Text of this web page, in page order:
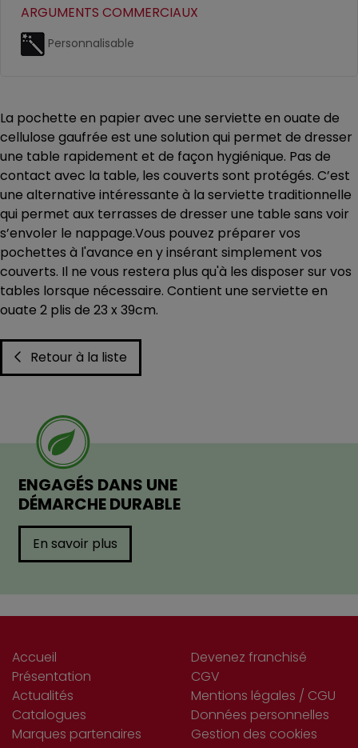
ARGUMENTS COMMERCIAUX
Personnalisable
La pochette en papier avec une serviette en ouate de
cellulose gaufrée est une solution qui permet de dresser
une table rapidement et de façon hygiénique. Pas de
contact avec la table, les couverts sont protégés. C’est
une alternative intéressante à la serviette traditionnelle
qui permet aux terrasses de dresser une table sans voir
s’envoler le nappage.Vous pouvez préparer vos
pochettes à l'avance en y insérant simplement vos
couverts. Il ne vous restera plus qu'à les disposer sur vos
tables lorsque nécessaire. Contient une serviette en
ouate 2 plis de 23 x 39cm.
Retour à la liste
ENGAGÉS DANS UNE
DÉMARCHE DURABLE
En savoir plus
Accueil
Présentation
Actualités
Catalogues
Marques partenaires
Devenez franchisé
CGV
Mentions légales / CGU
Données personnelles
Gestion des cookies